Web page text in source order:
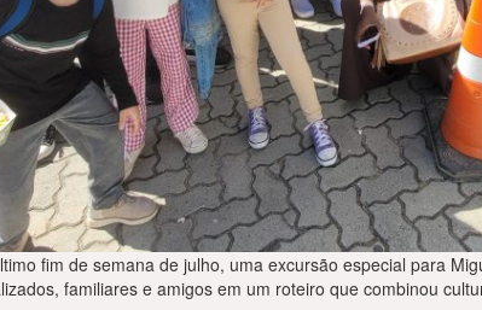
fim de semana de julho, uma excursão especial para
familiares e amigos em um roteiro que combinou